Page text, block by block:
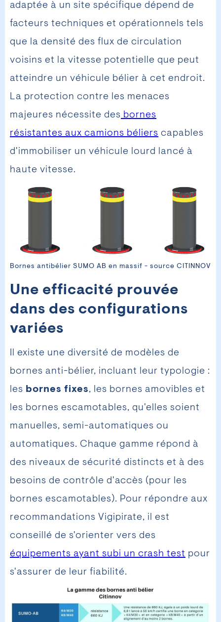
adaptée à un site spécifique dépend de
facteurs techniques et opérationnels tels
que la densité des flux de circulation
voisins et la vitesse potentielle que peut
atteindre un véhicule bélier à cet endroit.
La protection contre les menaces
majeures nécessite des bornes
résistantes aux camions béliers capables
d'immobiliser un véhicule lourd lancé à
haute vitesse.
Bornes antibélier SUMO AB en massif - source CITINNOV
Une efficacité prouvée
dans des configurations
variées
Il existe une diversité de modèles de
bornes anti-bélier, incluant leur typologie :
les bornes fixes, les bornes amovibles et
les bornes escamotables, qu'elles soient
manuelles, semi-automatiques ou
automatiques. Chaque gamme répond à
des niveaux de sécurité distincts et à des
besoins de contrôle d'accès (pour les
bornes escamotables). Pour répondre aux
recommandations Vigipirate, il est
conseillé de s'orienter vers des
équipements ayant subi un crash test pour
s'assurer de leur fiabilité.